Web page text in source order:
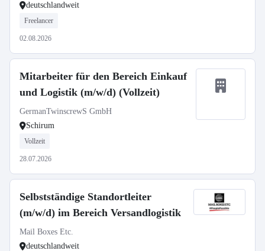
deutschlandweit
Freelancer
02.08.2026
Mitarbeiter für den Bereich Einkauf
und Logistik (m/w/d) (Vollzeit)
GermanTwinscrewS GmbH
Schirum
Vollzeit
28.07.2026
Selbstständige Standortleiter
(m/w/d) im Bereich Versandlogistik
Mail Boxes Etc.
deutschlandweit